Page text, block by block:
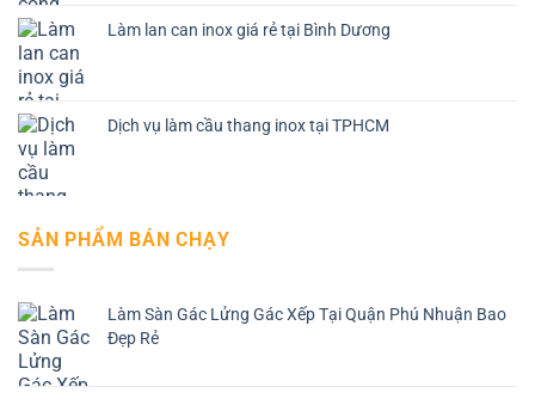
Làm lan can inox giá rẻ tại Bình Dương
Dịch vụ làm cầu thang inox tại TPHCM
SẢN PHẨM BÁN CHẠY
Làm Sàn Gác Lửng Gác Xếp Tại Quận Phú Nhuận Bao
Đẹp Rẻ